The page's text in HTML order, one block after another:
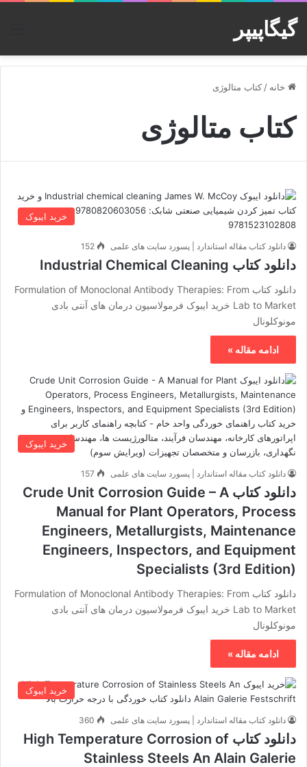
گیگاپیپر
خانه / کتاب متالوژی
کتاب متالوژی
خرید ایبوک
دانلود کتاب مقاله استاندارد | پسورد سایت های علمی 152
دانلود کتاب Industrial Chemical Cleaning
دانلود کتاب Formulation of Monoclonal Antibody Therapies: From
Lab to Market خرید ایبوک فرمولاسیون درمان های آنتی بادی
مونوکلونال
ادامه مقاله »
خرید ایبوک
دانلود کتاب مقاله استاندارد | پسورد سایت های علمی 157
دانلود کتاب Crude Unit Corrosion Guide – A
Manual for Plant Operators, Process
Engineers, Metallurgists, Maintenance
Engineers, Inspectors, and Equipment
Specialists (3rd Edition)
دانلود کتاب Formulation of Monoclonal Antibody Therapies: From
Lab to Market خرید ایبوک فرمولاسیون درمان های آنتی بادی
مونوکلونال
ادامه مقاله »
خرید ایبوک
دانلود کتاب مقاله استاندارد | پسورد سایت های علمی 360
دانلود کتاب High Temperature Corrosion of
Stainless Steels An Alain Galerie